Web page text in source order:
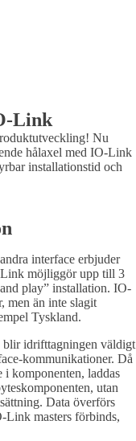
Link
Nu
hålaxel med IO-Link
installationstid och
interface erbjuder
Link möjliggör upp till 3
play” installation. IO-
men än inte slagit
Tyskland.
blir idrifttagningen väldigt
kommunikationer. Då
i komponenten, laddas
utan
Data överförs
Link masters förbinds,